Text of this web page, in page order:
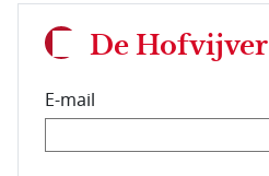
De Hofvijver
E-mail